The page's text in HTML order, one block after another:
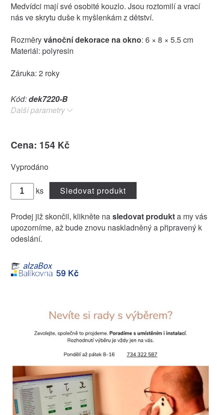
Medvídci mají své osobité kouzlo. Jsou roztomilí a vrací
nás ve skrytu duše k myšlenkám z dětství.
Rozměryvánoční dekorace na okno: 6 × 8 × 5.5 cm
Materiál: polyresin
Záruka: 2 roky
Kód:dek7220-B
Další parametry
Cena: 154 Kč
Vyprodáno
ks Sledovat produkt
Prodej již skončil, klikněte nasledovat produkta my vás
upozorníme, až bude znovu naskladněný a připravený k
odeslání.